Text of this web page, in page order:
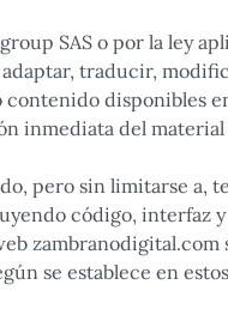
SAS o por la ley
traducir,
disponibles
inmediata del
pero sin limitarse a,
código, interfaz
zambranodigital.com
se establece en